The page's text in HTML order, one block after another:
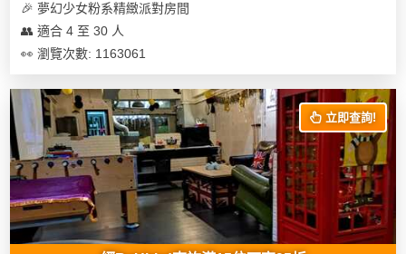
🎉 夢幻少女粉系精緻派對房間
👥 適合 4 至 30 人
👀 瀏覽次數: 1163061
立即查詢!